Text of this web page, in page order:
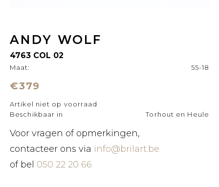
ANDY WOLF
4763 COL 02
Maat: 55-18
€379
Artikel niet op voorraad
Beschikbaar in
Torhout en Heule
Voor vragen of opmerkingen,
contacteer ons via info@brilart.be
of bel 050 22 20 66